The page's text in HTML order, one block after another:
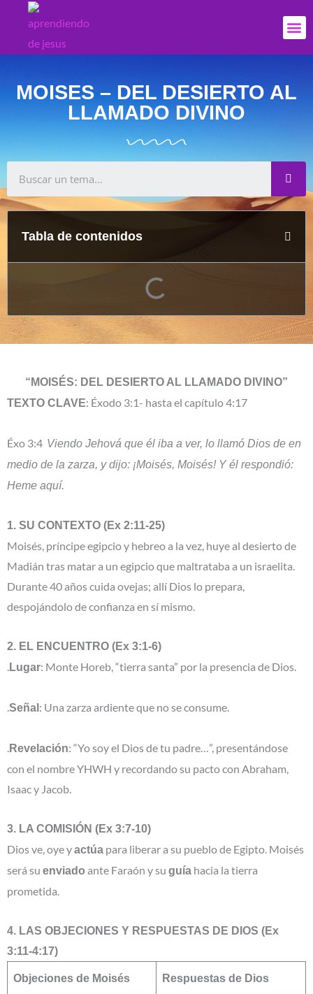
contenido
MOISES – DEL DESIERTO AL
LLAMADO DIVINO
Tabla de contenidos
“MOISÉS: DEL DESIERTO AL LLAMADO DIVINO”
TEXTO CLAVE: Éxodo 3:1- hasta el capítulo 4:17
Éxo 3:4 Viendo Jehová que él iba a ver, lo llamó Dios de en
medio de la zarza, y dijo: ¡Moisés, Moisés! Y él respondió:
Heme aquí.
1. SU CONTEXTO (Ex 2:11-25)
Moisés, príncipe egipcio y hebreo a la vez, huye al desierto de
Madián tras matar a un egipcio que maltrataba a un israelita.
Durante 40 años cuida ovejas; allí Dios lo prepara,
despojándolo de confianza en sí mismo.
2. EL ENCUENTRO (Ex 3:1-6)
.Lugar: Monte Horeb, “tierra santa” por la presencia de Dios.
.Señal : Una zarza ardiente que no se consume.
.Revelación: “Yo soy el Dios de tu padre…”, presentándose
con el nombre YHWH y recordando su pacto con Abraham,
Isaac y Jacob.
3. LA COMISIÓN (Ex 3:7-10)
Dios ve, oye yactúa para liberar a su pueblo de Egipto. Moisés
será su enviado ante Faraón y su guía hacia la tierra
prometida.
4. LAS OBJECIONES Y RESPUESTAS DE DIOS (Ex
3:11-4:17)
Objeciones de Moisés Respuestas de Dios